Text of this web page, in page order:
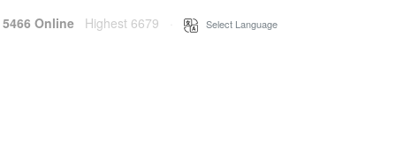
5466 Online Highest 6679 Select Language